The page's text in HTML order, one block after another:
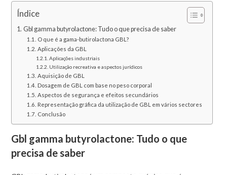
Índice
Gbl gamma butyrolactone: Tudo o que precisa de saber
O que é a gama-butirolactona GBL?
Aplicações da GBL
Aplicações industriais
Utilização recreativa e aspectos jurídicos
Aquisição de GBL
Dosagem de GBL com base no peso corporal
Aspectos de segurança e efeitos secundários
Representação gráfica da utilização de GBL em vários sectores
Conclusão
Gbl gamma butyrolactone: Tudo o que
precisa de saber